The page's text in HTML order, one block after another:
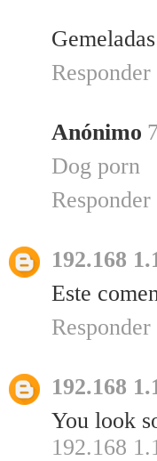
Gemeladas
Responder
Anónimo
Dog porn
Responder
192.168
Este
Responder
192.168
You look
192.168